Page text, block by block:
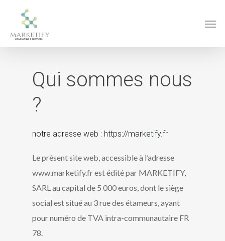
Qui sommes nous
?
notre adresse web : https://marketify.fr
Le présent site web, accessible à l’adresse
www.marketify.fr est édité par MARKETIFY,
SARL au capital de 5 000 euros, dont le siège
social est situé au 3 rue des étameurs, ayant
pour numéro de TVA intra-communautaire FR
78.